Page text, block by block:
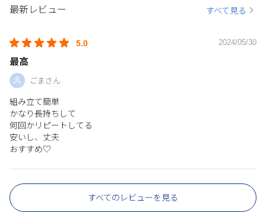
最新レビュー すべて見る
5.0 2024/05/30
最高
ごまさん
組み立て簡単
かなり長持ちして
何回かリピートしてる
安いし、丈夫
おすすめ♡
すべてのレビューを見る